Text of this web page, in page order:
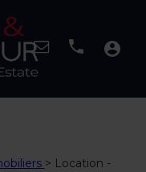
account_circle
> Location -